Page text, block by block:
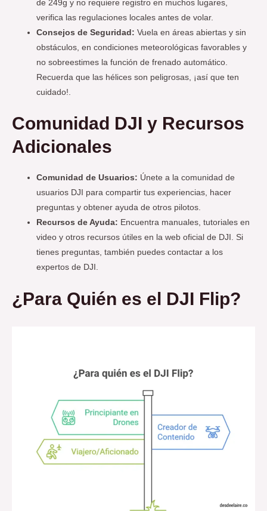
de 249g y no requiere registro en muchos lugares,
verifica las regulaciones locales antes de volar.
Consejos de Seguridad: Vuela en áreas abiertas y sin
obstáculos, en condiciones meteorológicas favorables y
no sobreestimes la función de frenado automático.
Recuerda que las hélices son peligrosas, ¡así que ten
cuidado!.
Comunidad DJI y Recursos
Adicionales
Comunidad de Usuarios: Únete a la comunidad de
usuarios DJI para compartir tus experiencias, hacer
preguntas y obtener ayuda de otros pilotos.
Recursos de Ayuda: Encuentra manuales, tutoriales en
video y otros recursos útiles en la web oficial de DJI. Si
tienes preguntas, también puedes contactar a los
expertos de DJI.
¿Para Quién es el DJI Flip?